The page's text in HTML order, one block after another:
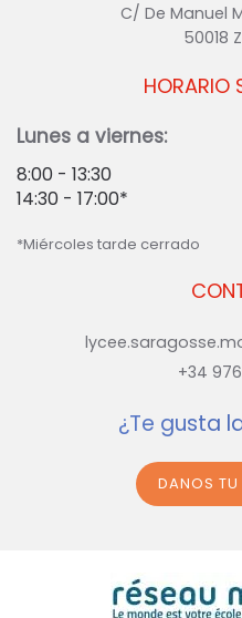
C/ De Manuel
50018
+34
HORARIO
Lunes a viernes:
8:00 - 13:30
14:30 - 17:00*
*Miércoles tarde cerrado
¿Te gusta
DANOS